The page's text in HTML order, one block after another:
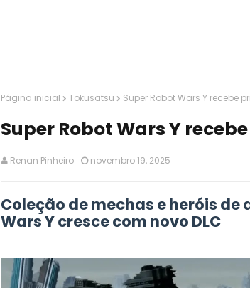
Página inicial Tokusatsu Super Robot Wars Y recebe
Super Robot Wars Y
Renan Pinheiro novembro 19, 2025
Coleção de mechas e heróis de
Wars Y cresce com novo DLC